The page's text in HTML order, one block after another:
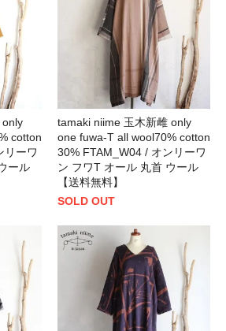
only
cotton
リーワ
ール
tamaki niime 玉木新雌 only
one fuwa-T all wool70% cotton
30% FTAM_W04 / オンリーワ
ン フワT オール 丸首 ウール
【送料無料】
SOLD OUT